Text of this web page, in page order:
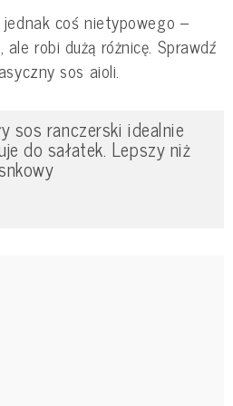
coś nietypowego –
robi dużą różnicę. Sprawdź
sos aioli.
sos ranczerski idealnie
do sałatek. Lepszy niż